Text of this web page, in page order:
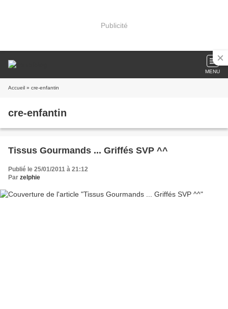
Publicité
MENU
Accueil » cre-enfantin
cre-enfantin
Tissus Gourmands ... Griffés SVP ^^
Publié le 25/01/2011 à 21:12
Par zelphie